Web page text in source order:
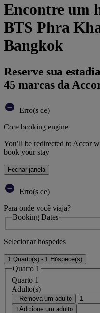
Encontre um
BTS Phra
Bangkok
Reserve sua
45 marcas da
Erro(s de)
Core booking engine
You’ll be redirected to Accor
book your stay
Fechar janela
Erro(s de)
Para onde você viaja?
Booking Dates
Selecionar hóspedes
1 Quarto(s) - 1 Hóspede(s)
Quarto 1
Quarto 1
Adulto(s)
- Remova um adulto
+Adicione um adulto